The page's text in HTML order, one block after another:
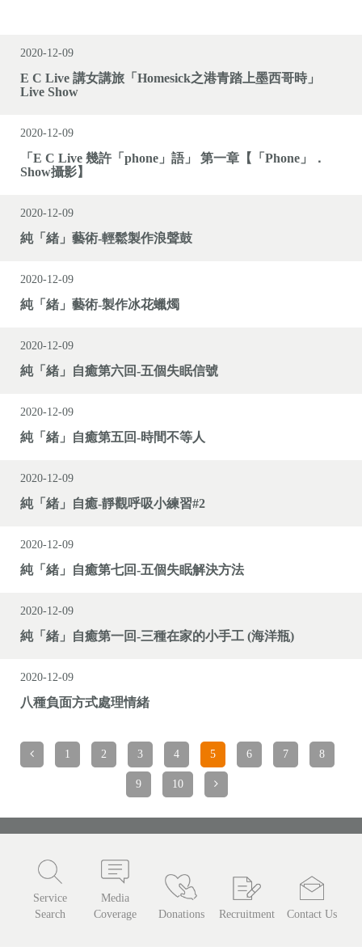
2020-12-09
E C Live 講女講旅「Homesick之港青踏上墨西哥時」
Live Show
2020-12-09
「E C Live 幾許「phone」語」 第一章【「Phone」．
Show攝影】
2020-12-09
純「緒」藝術-輕鬆製作浪聲鼓
2020-12-09
純「緒」藝術-製作冰花蠟燭
2020-12-09
純「緒」自癒第六回-五個失眠信號
2020-12-09
純「緒」自癒第五回-時間不等人
2020-12-09
純「緒」自癒-靜觀呼吸小練習#2
2020-12-09
純「緒」自癒第七回-五個失眠解決方法
2020-12-09
純「緒」自癒第一回-三種在家的小手工 (海洋瓶)
2020-12-09
八種負面方式處理情緒
1 2 3 4 5 6 7 8
9 10
Service
Search
Media
Coverage
Donations Recruitment Contact Us